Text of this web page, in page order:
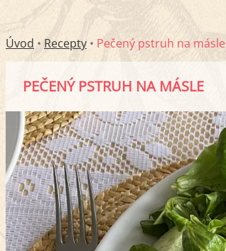
Úvod • Recepty • Pečený pstruh na másle
PEČENÝ PSTRUH NA MÁSLE